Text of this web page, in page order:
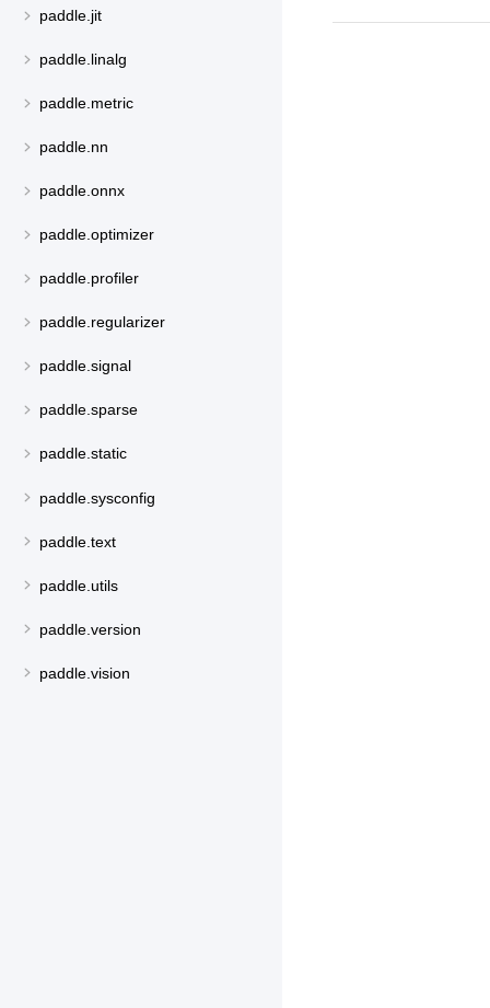
paddle.jit
paddle.linalg
paddle.metric
paddle.nn
paddle.onnx
paddle.optimizer
paddle.profiler
paddle.regularizer
paddle.signal
paddle.sparse
paddle.static
paddle.sysconfig
paddle.text
paddle.utils
paddle.version
paddle.vision